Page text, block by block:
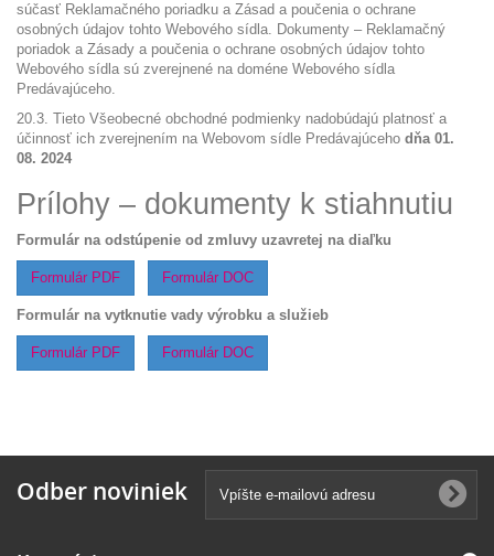
súčasť Reklamačného poriadku a Zásad a poučenia o ochrane
osobných údajov tohto Webového sídla. Dokumenty – Reklamačný
poriadok a Zásady a poučenia o ochrane osobných údajov tohto
Webového sídla sú zverejnené na doméne Webového sídla
Predávajúceho.
20.3. Tieto Všeobecné obchodné podmienky nadobúdajú platnosť a
účinnosť ich zverejnením na Webovom sídle Predávajúceho dňa 01.
08. 2024
Prílohy – dokumenty k stiahnutiu
Formulár na odstúpenie od zmluvy uzavretej na diaľku
Formulár PDF Formulár DOC
Formulár na vytknutie vady výrobku a služieb
Formulár PDF Formulár DOC
Odber noviniek